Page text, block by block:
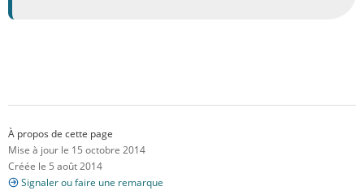
À propos de cette page
Mise à jour le 15 octobre 2014
Créée le 5 août 2014
Signaler ou faire une remarque